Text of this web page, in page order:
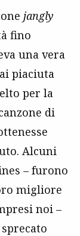
jangly
fino
una vera
piaciuta
per la
di
Alcuni
– furono
migliore
noi –